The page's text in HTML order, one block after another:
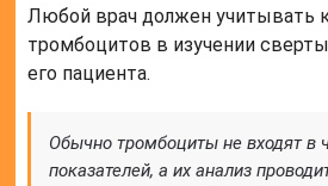
Любой врач должен учитывать
тромбоцитов в изучении
его пациента.
Обычно тромбоциты не входят в
показателей, а их анализ